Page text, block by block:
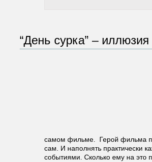
“День сурка” –
самом фильме. Герой фильма
сам. И наполнять практически
событиями. Сколько ему на это